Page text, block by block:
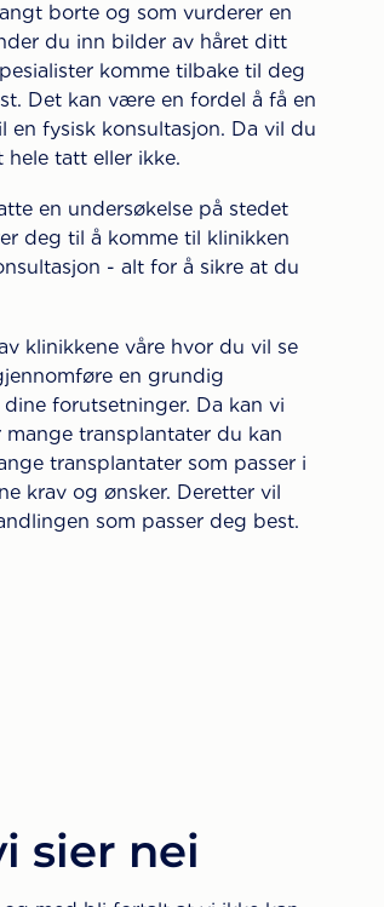
borte og som vurderer en
du inn bilder av håret ditt
komme tilbake til deg
Det kan være en fordel å få en
fysisk konsultasjon. Da vil du
tatt eller ikke.
en undersøkelse på stedet
deg til å komme til klinikken
- alt for å sikre at du
klinikkene våre hvor du vil se
en grundig
forutsetninger. Da kan vi
transplantater du kan
transplantater som passer i
krav og ønsker. Deretter vil
som passer deg best.
sier nei